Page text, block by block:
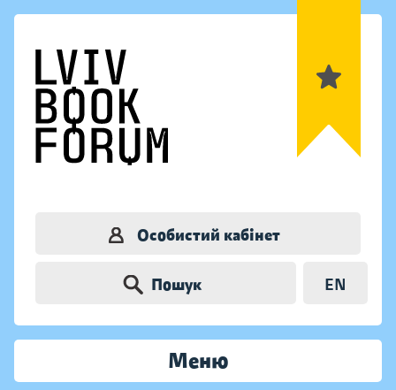
Особистий кабінет
Пошук EN
Меню